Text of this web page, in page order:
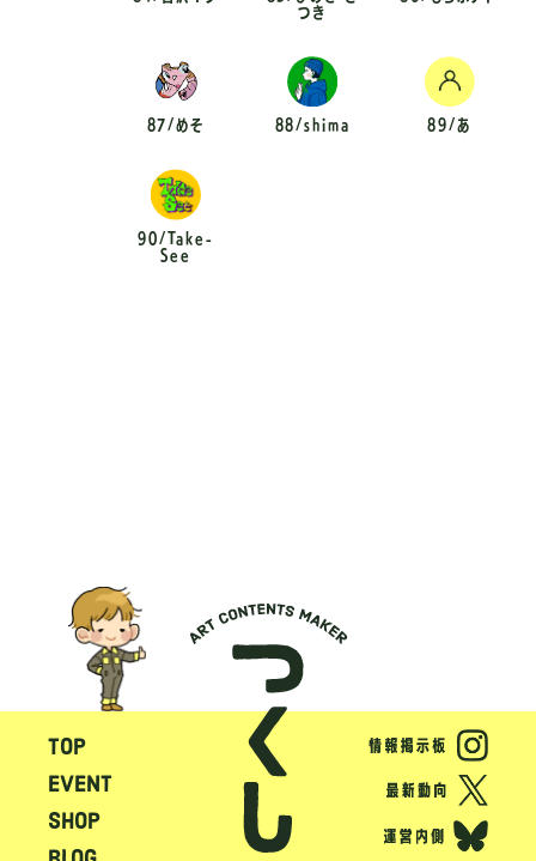
つき
87/めそ 88/shima 89/あ
90/Take-
See
TOP
EVENT
SHOP